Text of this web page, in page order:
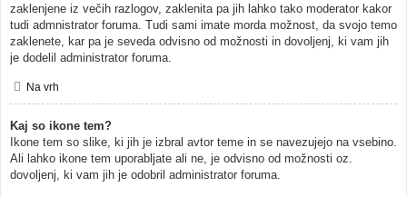
zaklenjene iz večih razlogov, zaklenita pa jih lahko tako moderator kakor
tudi admnistrator foruma. Tudi sami imate morda možnost, da svojo temo
zaklenete, kar pa je seveda odvisno od možnosti in dovoljenj, ki vam jih
je dodelil administrator foruma.
Na vrh
Kaj so ikone tem?
Ikone tem so slike, ki jih je izbral avtor teme in se navezujejo na vsebino.
Ali lahko ikone tem uporabljate ali ne, je odvisno od možnosti oz.
dovoljenj, ki vam jih je odobril administrator foruma.